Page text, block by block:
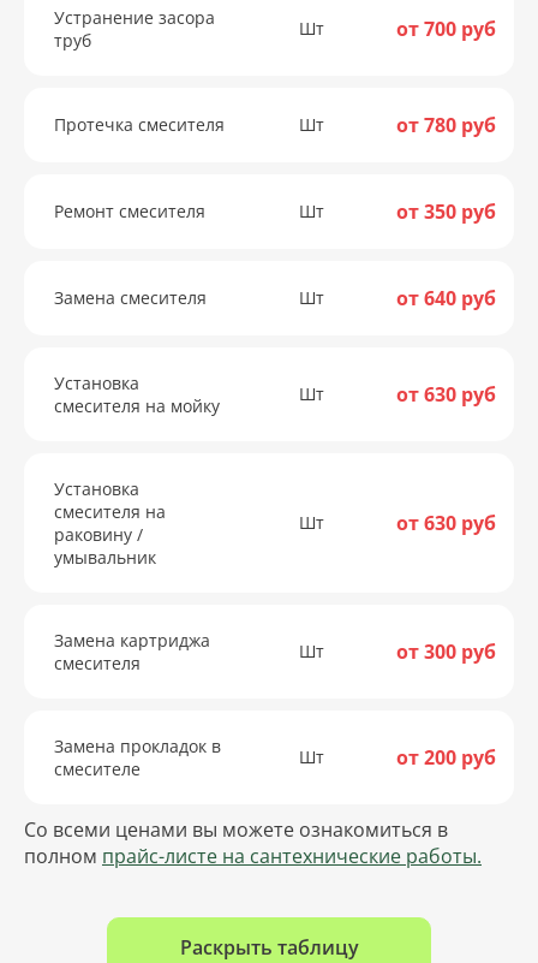
Устранение засора
труб
Шт от 700 руб
Протечка смесителя Шт от 780 руб
Ремонт смесителя Шт от 350 руб
Замена смесителя Шт от 640 руб
Установка
смесителя на мойку
Шт от 630 руб
Установка
смесителя на
раковину /
умывальник
Шт от 630 руб
Замена картриджа
смесителя
Шт от 300 руб
Замена прокладок в
смесителе
Шт от 200 руб
Со всеми ценами вы можете ознакомиться в
полном прайс-листе на сантехнические работы.
Раскрыть таблицу